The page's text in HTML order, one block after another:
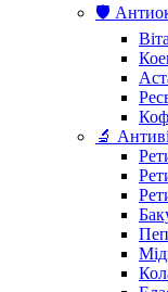
🛡️
🔬